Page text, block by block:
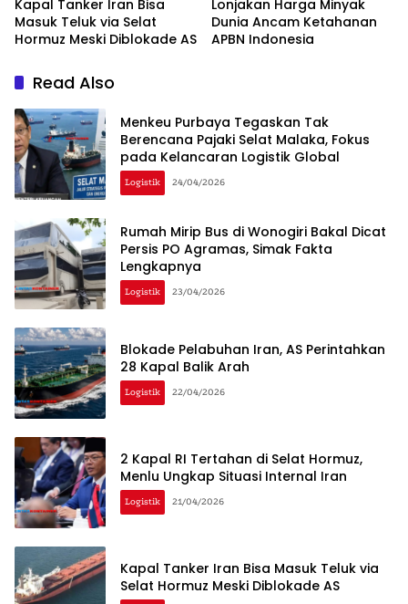
Kapal Tanker Iran Bisa
Masuk Teluk via Selat
Hormuz Meski Diblokade AS
Lonjakan Harga Minyak
Dunia Ancam Ketahanan
APBN Indonesia
Read Also
Menkeu Purbaya Tegaskan Tak
Berencana Pajaki Selat Malaka, Fokus
pada Kelancaran Logistik Global
Logistik 24/04/2026
Rumah Mirip Bus di Wonogiri Bakal Dicat
Persis PO Agramas, Simak Fakta
Lengkapnya
Logistik 23/04/2026
Blokade Pelabuhan Iran, AS Perintahkan
28 Kapal Balik Arah
Logistik 22/04/2026
2 Kapal RI Tertahan di Selat Hormuz,
Menlu Ungkap Situasi Internal Iran
Logistik 21/04/2026
Kapal Tanker Iran Bisa Masuk Teluk via
Selat Hormuz Meski Diblokade AS